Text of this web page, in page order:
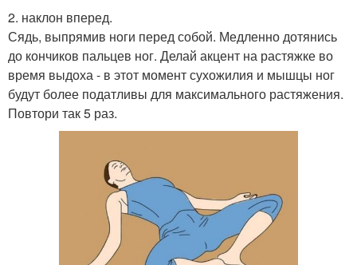
2. наклон вперед.
Сядь, выпрямив ноги перед собой. Медленно дотянись
до кончиков пальцев ног. Делай акцент на растяжке во
время выдоха - в этот момент сухожилия и мышцы ног
будут более податливы для максимального растяжения.
Повтори так 5 раз.